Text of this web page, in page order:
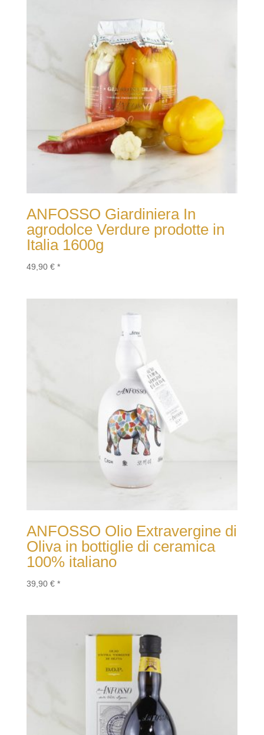
ANFOSSO Giardiniera In
agrodolce Verdure prodotte in
Italia 1600g
49,90 € *
ANFOSSO Olio Extravergine di
Oliva in bottiglie di ceramica
100% italiano
39,90 € *